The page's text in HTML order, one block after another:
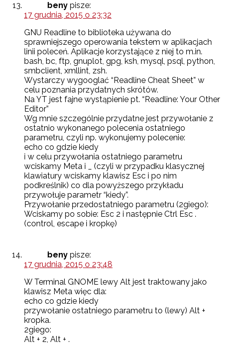
beny pisze:
17 grudnia, 2015 o 23:32
GNU Readline to biblioteka używana do
sprawniejszego operowania tekstem w aplikacjach
linii poleceń. Aplikacje korzystające z niej to m.in.
bash, bc, ftp, gnuplot, gpg, ksh, mysql, psql, python,
smbclient, xmllint, zsh.
Wystarczy wygooglać “Readline Cheat Sheet” w
celu poznania przydatnych skrótów.
Na YT jest fajne wystąpienie pt. “Readline: Your Other
Editor”
Wg mnie szczególnie przydatne jest przywołanie z
ostatnio wykonanego polecenia ostatniego
parametru, czyli np. wykonujemy polecenie:
echo co gdzie kiedy
i w celu przywołania ostatniego parametru
wciskamy Meta i _ (czyli w przypadku klasycznej
klawiatury wciskamy klawisz Esc i po nim
podkreślnik) co dla powyższego przykładu
przywołuje parametr “kiedy”.
Przywołanie przedostatniego parametru (2giego):
Wciskamy po sobie: Esc 2 i następnie Ctrl Esc .
(control, escape i kropkę)
beny pisze:
17 grudnia, 2015 o 23:48
W Terminal GNOME lewy Alt jest traktowany jako
klawisz Meta więc dla:
echo co gdzie kiedy
przywołanie ostatniego parametru to (lewy) Alt +
kropka.
2giego:
Alt + 2, Alt + .